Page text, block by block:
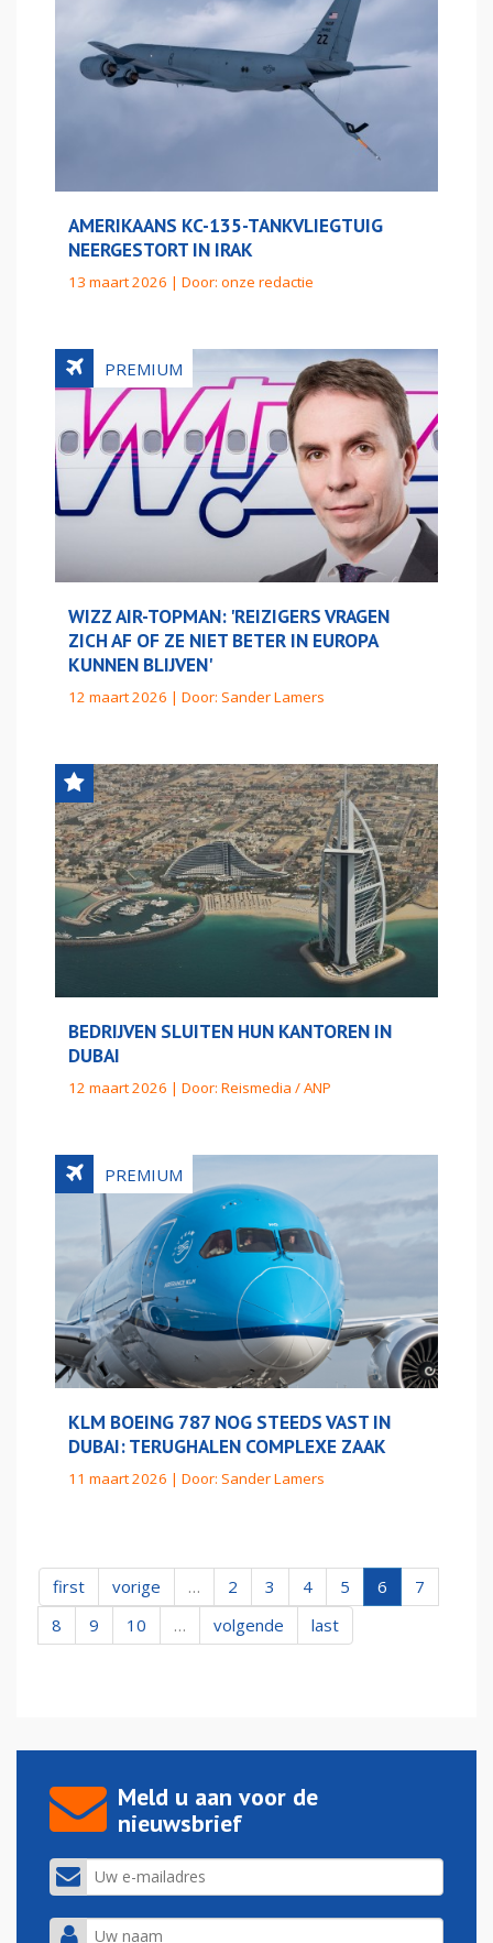
AMERIKAANS KC-135-TANKVLIEGTUIG
NEERGESTORT IN IRAK
13 maart 2026 | Door: onze redactie
WIZZ AIR-TOPMAN: 'REIZIGERS VRAGEN
ZICH AF OF ZE NIET BETER IN EUROPA
KUNNEN BLIJVEN'
12 maart 2026 | Door: Sander Lamers
BEDRIJVEN SLUITEN HUN KANTOREN IN
DUBAI
12 maart 2026 | Door: Reismedia / ANP
KLM BOEING 787 NOG STEEDS VAST IN
DUBAI: TERUGHALEN COMPLEXE ZAAK
11 maart 2026 | Door: Sander Lamers
first vorige … 2 3 4 5 6
7
8
9 10 … volgende last
Meld u aan voor de
nieuwsbrief